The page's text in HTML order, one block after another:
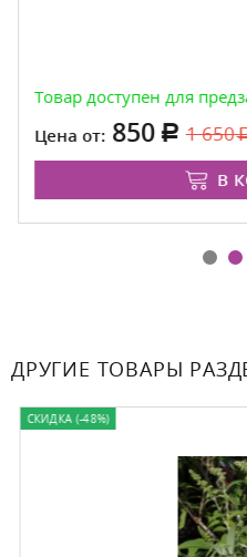
Товар доступен для
Цена от:
850 1 650
В
ДРУГИЕ ТОВАРЫ
СКИДКА (-48%)